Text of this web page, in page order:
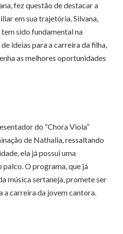
fez questão de destacar a
em sua trajetória. Silvana,
sido fundamental na
ideias para a carreira da filha,
as melhores oportunidades
do “Chora Viola”
de Nathalia, ressaltando
ela já possui uma
O programa, que já
música sertaneja, promete ser
carreira da jovem cantora.